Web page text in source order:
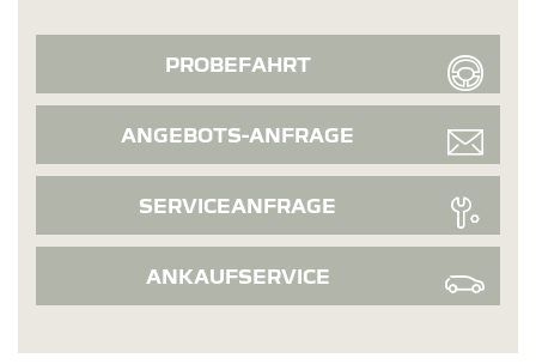
PROBEFAHRT
ANGEBOTS-ANFRAGE
SERVICEANFRAGE
ANKAUFSERVICE